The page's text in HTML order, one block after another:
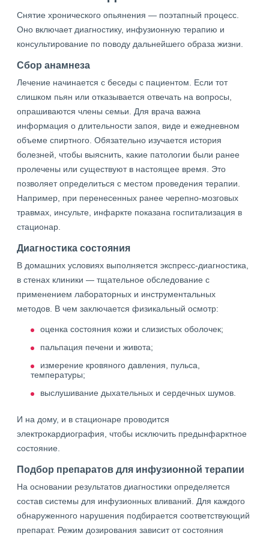
Снятие хронического опьянения — поэтапный процесс.
Оно включает диагностику, инфузионную терапию и
консультирование по поводу дальнейшего образа жизни.
Сбор анамнеза
Лечение начинается с беседы с пациентом. Если тот
слишком пьян или отказывается отвечать на вопросы,
опрашиваются члены семьи. Для врача важна
информация о длительности запоя, виде и ежедневном
объеме спиртного. Обязательно изучается история
болезней, чтобы выяснить, какие патологии были ранее
пролечены или существуют в настоящее время. Это
позволяет определиться с местом проведения терапии.
Например, при перенесенных ранее черепно-мозговых
травмах, инсульте, инфаркте показана госпитализация в
стационар.
Диагностика состояния
В домашних условиях выполняется экспресс-диагностика,
в стенах клиники — тщательное обследование с
применением лабораторных и инструментальных
методов. В чем заключается физикальный осмотр:
оценка состояния кожи и слизистых оболочек;
пальпация печени и живота;
измерение кровяного давления, пульса,
температуры;
выслушивание дыхательных и сердечных шумов.
И на дому, и в стационаре проводится
электрокардиография, чтобы исключить предынфарктное
состояние.
Подбор препаратов для инфузионной терапии
На основании результатов диагностики определяется
состав системы для инфузионных вливаний. Для каждого
обнаруженного нарушения подбирается соответствующий
препарат. Режим дозирования зависит от состояния